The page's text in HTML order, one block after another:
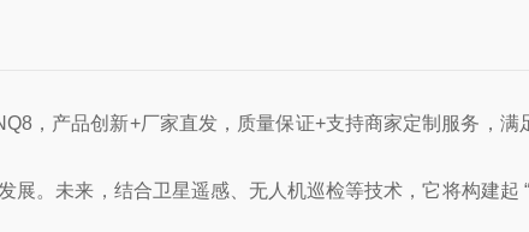
，产品创新+厂家直发，质量保证+支持商家定制服务，满
未来，结合卫星遥感、无人机巡检等技术，它将构建起